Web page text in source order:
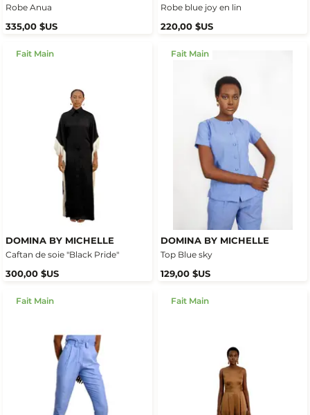
Robe Anua
335,00 $US
Robe blue joy en lin
220,00 $US
Fait Main
DOMINA BY MICHELLE
Caftan de soie "Black Pride"
300,00 $US
Fait Main
DOMINA BY MICHELLE
Top Blue sky
129,00 $US
Fait Main Fait Main